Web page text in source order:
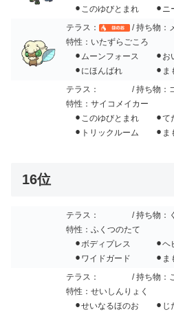
⚫︎このゆびとまれ ⚫︎ニ
テラス：
/ 持ち物：
特性：いたずらごころ
⚫︎ムーンフォース ⚫︎お
⚫︎にほんばれ ⚫︎ま
テラス：
/ 持ち物：
特性：サイコメイカー
⚫︎このゆびとまれ ⚫︎て
⚫︎トリックルーム ⚫︎ま
16位
テラス：
/ 持ち物：
特性：ふくつのたて
⚫︎ボディプレス ⚫︎ヘビ
⚫︎ワイドガード ⚫︎ま
テラス：
/ 持ち物：
特性：せいしんりょく
⚫︎せいなるほのお ⚫︎じ